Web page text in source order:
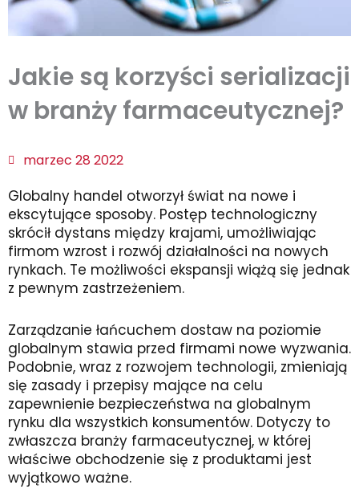
Jakie są korzyści serializacji
w branży farmaceutycznej?
marzec 28 2022
Globalny handel otworzył świat na nowe i
ekscytujące sposoby. Postęp technologiczny
skrócił dystans między krajami, umożliwiając
firmom wzrost i rozwój działalności na nowych
rynkach. Te możliwości ekspansji wiążą się jednak
z pewnym zastrzeżeniem.
Zarządzanie łańcuchem dostaw na poziomie
globalnym stawia przed firmami nowe wyzwania.
Podobnie, wraz z rozwojem technologii, zmieniają
się zasady i przepisy mające na celu
zapewnienie bezpieczeństwa na globalnym
rynku dla wszystkich konsumentów. Dotyczy to
zwłaszcza branży farmaceutycznej, w której
właściwe obchodzenie się z produktami jest
wyjątkowo ważne.